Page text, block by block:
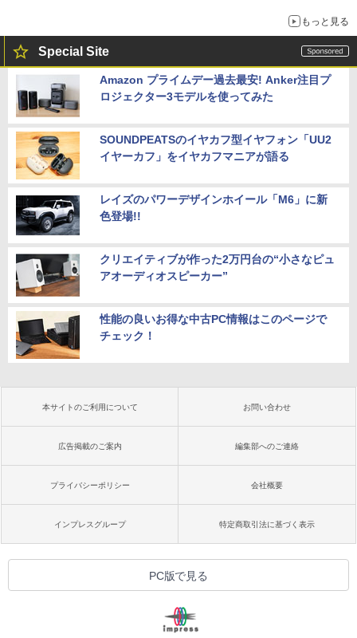
もっと見る
Special Site
Amazon プライムデー過去最安! Anker注目プ
ロジェクター3モデルを使ってみた
SOUNDPEATSのイヤカフ型イヤフォン「UU2
イヤーカフ」をイヤカフマニアが語る
レイズのパワーデザインホイール「M6」に新
色登場!!
クリエイティブが作った2万円台の“小さなピュ
アオーディオスピーカー”
性能の良いお得な中古PC情報はこのページで
チェック！
本サイトのご利用について お問い合わせ
広告掲載のご案内 編集部へのご連絡
プライバシーポリシー 会社概要
インプレスグループ 特定商取引法に基づく表示
PC版で見る